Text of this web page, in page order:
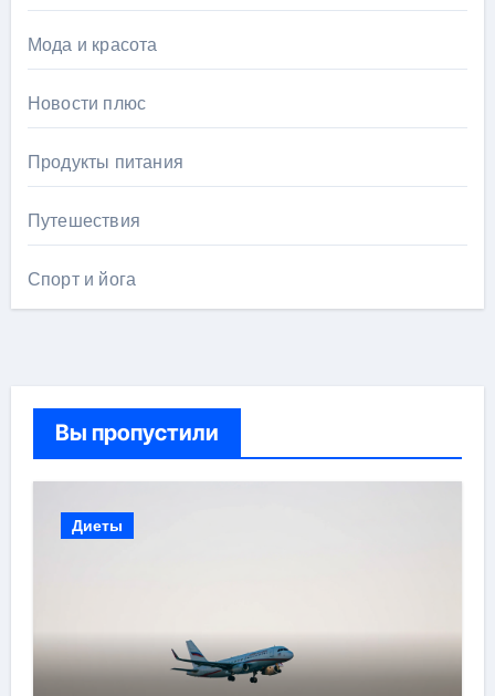
Мода и красота
Новости плюс
Продукты питания
Путешествия
Спорт и йога
Вы пропустили
Диеты